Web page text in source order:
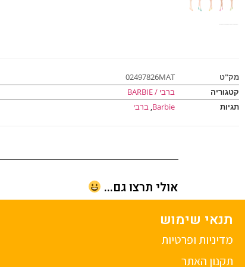
מק"ט
02497826MAT
קטגוריה
ברבי / BARBIE
תגיות
Barbie
, ברבי
אולי תרצו גם...
תנאי שימוש
מדיניות ופרטיות
תקנון האתר